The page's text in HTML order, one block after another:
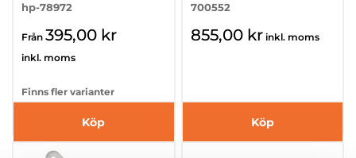
hp-78972
Från 395,00 kr
inkl. moms
Finns fler varianter
Köp
700552
855,00 kr inkl. moms
Köp